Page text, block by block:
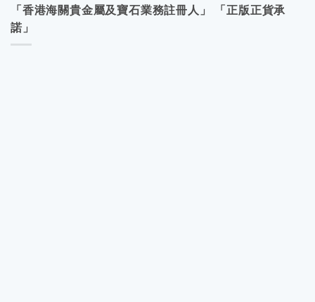
「香港海關貴金屬及寶石業務註冊人」 「正版正貨承
諾」